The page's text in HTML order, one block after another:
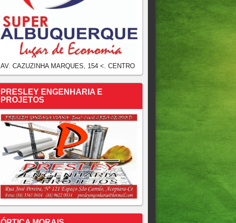
AV. CAZUZINHA MARQUES, 154 <. CENTRO
PRESLEY ENGENHARIA E
PROJETOS